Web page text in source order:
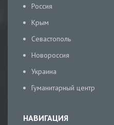
Россия
Крым
Севастополь
Новороссия
Украина
Гуманитарный центр
НАВИГАЦИЯ